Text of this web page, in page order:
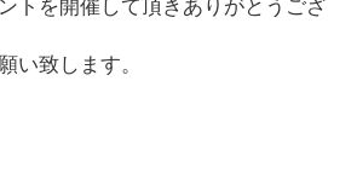
トを開催して頂きありがとうござ
い致します。